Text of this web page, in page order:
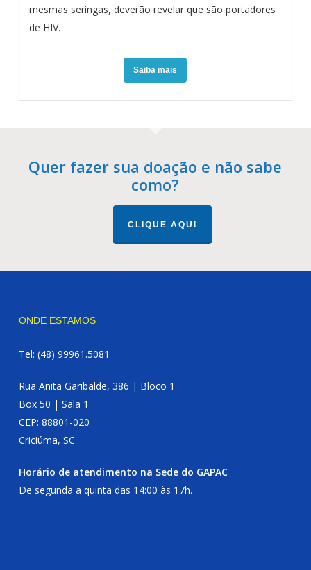
mesmas seringas, deverão revelar que são portadores
de HIV.
Saiba mais
Quer fazer sua doação e não sabe
como?
CLIQUE AQUI
ONDE ESTAMOS
Tel: (48) 99961.5081
Rua Anita Garibalde, 386 | Bloco 1
Box 50 | Sala 1
CEP: 88801-020
Criciúma, SC
Horário de atendimento na Sede do GAPAC
De segunda a quinta das 14:00 às 17h.